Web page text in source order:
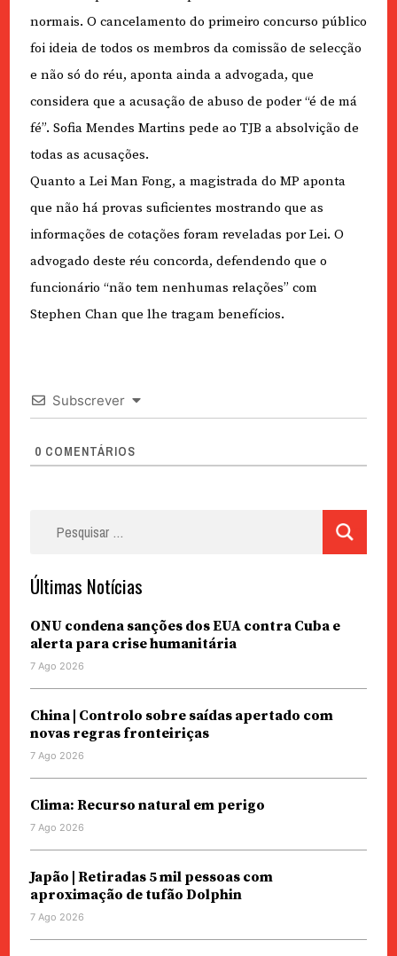
normais. O cancelamento do primeiro concurso público
foi ideia de todos os membros da comissão de selecção
e não só do réu, aponta ainda a advogada, que
considera que a acusação de abuso de poder “é de má
fé”. Sofia Mendes Martins pede ao TJB a absolvição de
todas as acusações.
Quanto a Lei Man Fong, a magistrada do MP aponta
que não há provas suficientes mostrando que as
informações de cotações foram reveladas por Lei. O
advogado deste réu concorda, defendendo que o
funcionário “não tem nenhumas relações” com
Stephen Chan que lhe tragam benefícios.
Subscrever
0 COMENTÁRIOS
Últimas Notícias
ONU condena sanções dos EUA contra Cuba e
alerta para crise humanitária
7 Ago 2026
China | Controlo sobre saídas apertado com
novas regras fronteiriças
7 Ago 2026
Clima: Recurso natural em perigo
7 Ago 2026
Japão | Retiradas 5 mil pessoas com
aproximação de tufão Dolphin
7 Ago 2026